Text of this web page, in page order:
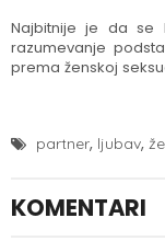
Najbitnije je da se
razumevanje
prema ženskoj
partner, ljubav,
KOMENTARI